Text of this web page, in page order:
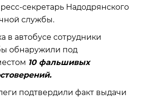
секретарь Надодрянского
службы.
в автобусе сотрудники
обнаружили под
10 фальшивых
подтвердили факт выдачи